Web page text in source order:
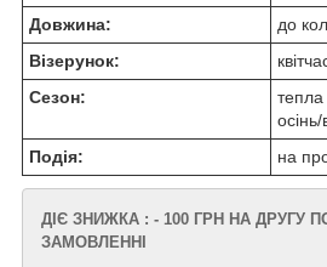
Довжина:
до
Візерунок:
Сезон:
тепла
Подія:
на
ДІЄ ЗНИЖКА : - 100 ГРН НА ДРУГУ
ЗАМОВЛЕННІ